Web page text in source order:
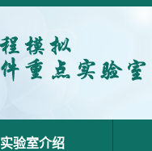
实验室介绍